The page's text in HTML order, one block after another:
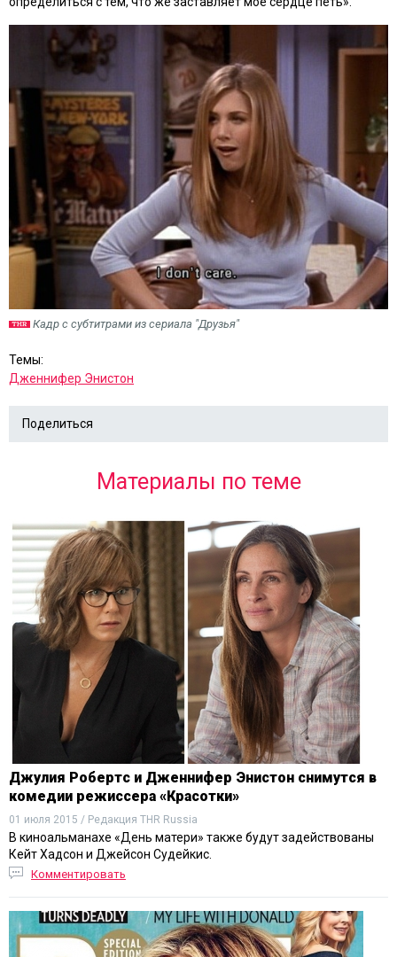
Кадр с субтитрами из сериала "Друзья"
Темы:
Дженнифер Энистон
Поделиться
Материалы по теме
Джулия Робертс и Дженнифер Энистон снимутся в
комедии режиссера «Красотки»
01 июля 2015 / Редакция THR Russia
В киноальманахе «День матери» также будут задействованы
Кейт Хадсон и Джейсон Судейкис.
Комментировать